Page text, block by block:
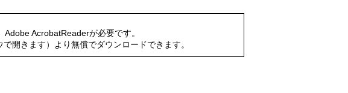
AcrobatReaderが必要です。
で開きます）より無償でダウンロードできます。